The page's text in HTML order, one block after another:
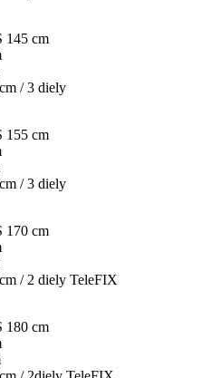
145 cm
/ 3 diely
155 cm
/ 3 diely
170 cm
/ 2 diely TeleFIX
180 cm